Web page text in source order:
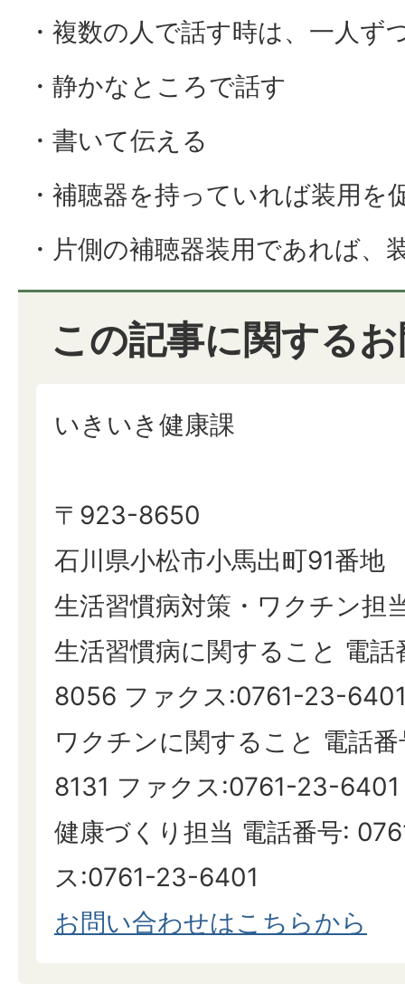
・複数の人で話す時は、一人ず
・静かなところで話す
・書いて伝える
・補聴器を持っていれば装用を
・片側の補聴器装用であれば、
この記事に関する
いきいき健康課
〒923-8650
石川県小松市小馬出町91番地
生活習慣病対策・ワクチン担
生活習慣病に関すること 電
8056 ファクス:0761-23-
ワクチンに関すること 電話
8131 ファクス:0761-23-6401
健康づくり担当 電話番号:
ス:0761-23-6401
お問い合わせはこちらから